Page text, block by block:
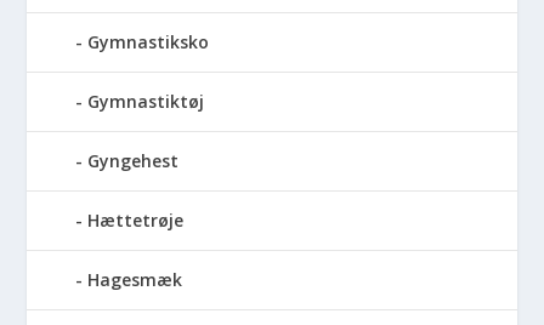
Gymnastiksko
Gymnastiktøj
Gyngehest
Hættetrøje
Hagesmæk